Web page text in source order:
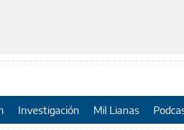
Investigación Mil Lianas